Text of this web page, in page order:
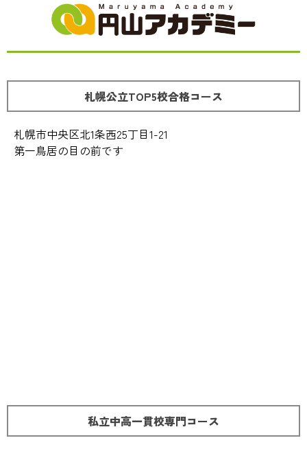
札幌公立TOP5校合格コース
札幌市中央区北1条西25丁目1-21
第一鳥居の目の前です
私立中高一貫校専門コース